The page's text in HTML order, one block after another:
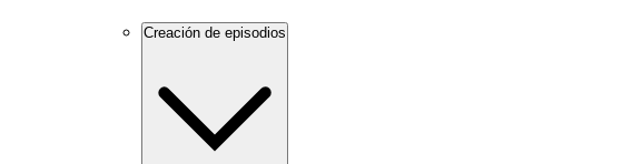
Creación de episodios